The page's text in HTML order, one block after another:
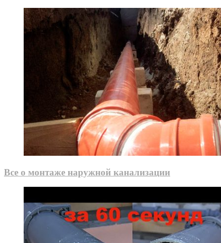
Все о монтаже наружной канализации